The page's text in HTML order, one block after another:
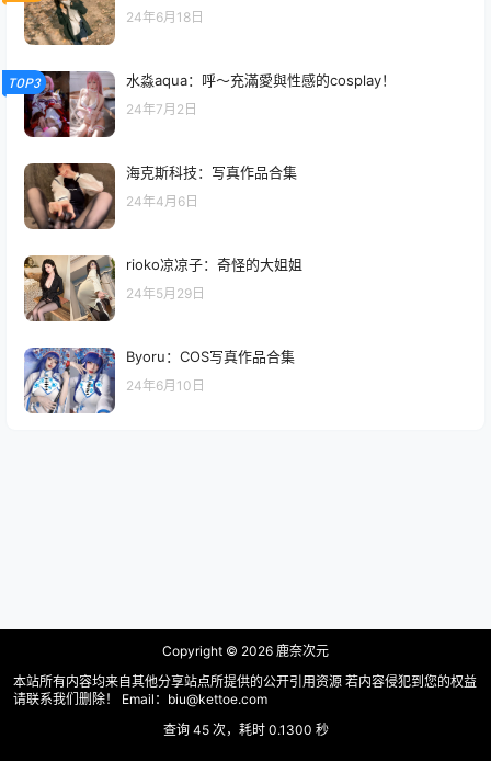
24年6月18日
TOP3 水淼aqua：呼～充滿愛與性感的cosplay！
24年7月2日
海克斯科技：写真作品合集
24年4月6日
rioko凉凉子：奇怪的大姐姐
24年5月29日
Byoru：COS写真作品合集
24年6月10日
Copyright © 2026 鹿奈次元
本站所有内容均来自其他分享站点所提供的公开引用资源 若内容侵犯到您的权益
请联系我们删除！ Email：biu@kettoe.com
查询 45 次，耗时 0.1300 秒